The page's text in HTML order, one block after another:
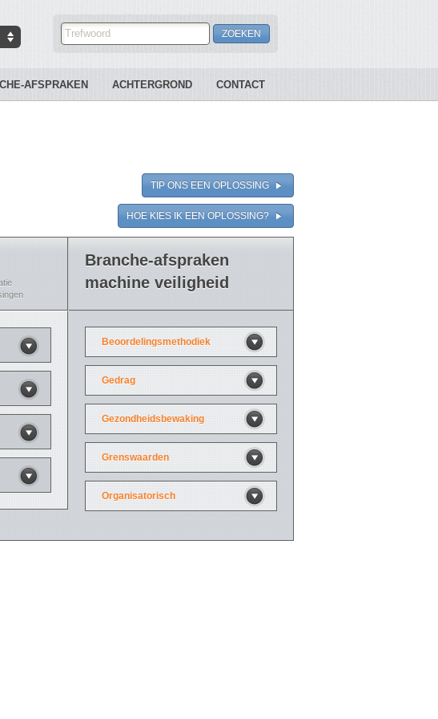
AFSPRAKEN ACHTERGROND CONTACT
TIP ONS EEN OPLOSSING
HOE KIES IK EEN OPLOSSING?
Branche-afspraken
machine veiligheid
Beoordelingsmethodiek
Gedrag
Gezondheidsbewaking
Grenswaarden
Organisatorisch